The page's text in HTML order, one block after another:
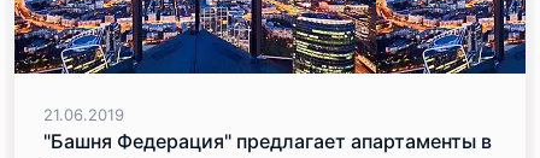
21.06.2019
"Башня Федерация" предлагает апартаменты в